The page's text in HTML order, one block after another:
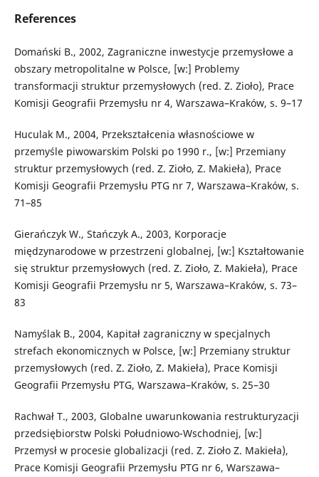
References
Domański B., 2002, Zagraniczne inwestycje przemysłowe a
obszary metropolitalne w Polsce, [w:] Problemy
transformacji struktur przemysłowych (red. Z. Zioło), Prace
Komisji Geografii Przemysłu nr 4, Warszawa–Kraków, s. 9–17
Huculak M., 2004, Przekształcenia własnościowe w
przemyśle piwowarskim Polski po 1990 r., [w:] Przemiany
struktur przemysłowych (red. Z. Zioło, Z. Makieła), Prace
Komisji Geografii Przemysłu PTG nr 7, Warszawa–Kraków, s.
71–85
Gierańczyk W., Stańczyk A., 2003, Korporacje
międzynarodowe w przestrzeni globalnej, [w:] Kształtowanie
się struktur przemysłowych (red. Z. Zioło, Z. Makieła), Prace
Komisji Geografii Przemysłu nr 5, Warszawa–Kraków, s. 73–
83
Namyślak B., 2004, Kapitał zagraniczny w specjalnych
strefach ekonomicznych w Polsce, [w:] Przemiany struktur
przemysłowych (red. Z. Zioło, Z. Makieła), Prace Komisji
Geografii Przemysłu PTG, Warszawa–Kraków, s. 25–30
Rachwał T., 2003, Globalne uwarunkowania restrukturyzacji
przedsiębiorstw Polski Południowo-Wschodniej, [w:]
Przemysł w procesie globalizacji (red. Z. Zioło Z. Makieła),
Prace Komisji Geografii Przemysłu PTG nr 6, Warszawa–